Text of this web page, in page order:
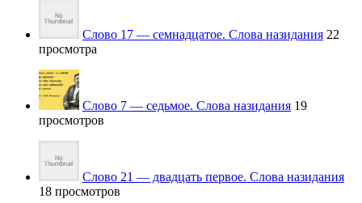
Слово 17 — семнадцатое. Слова назидания 22
просмотра
Слово 7 — седьмое. Слова назидания 19
просмотров
Слово 21 — двадцать первое. Слова назидания
18 просмотров